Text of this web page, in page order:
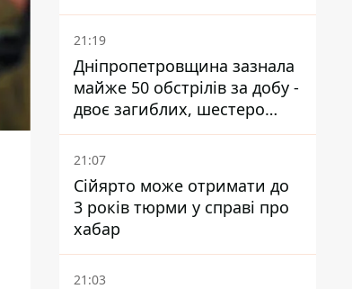
21:19
Дніпропетровщина зазнала
майже 50 обстрілів за добу -
двоє загиблих, шестеро
постраждалих
21:07
Сійярто може отримати до
3 років тюрми у справі про
хабар
21:03